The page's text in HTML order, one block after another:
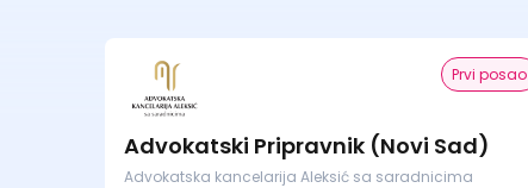
Prvi posao
Advokatski Pripravnik (Novi Sad)
Advokatska kancelarija Aleksić sa saradnicima